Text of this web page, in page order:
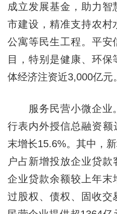
成立发展基金，助力
市建设，精准支持农村
公寓等民生工程。平安
目，特别是健康、环
体经济注资近3,000亿元。
服务民营小微企业
行表内外授信总融资
末增长15.6%。其中，
户占新增投放企业贷
企业贷款余额较上年末
过股权、债权、固收交